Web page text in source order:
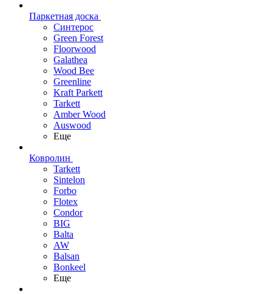
Паркетная доска
Синтерос
Green Forest
Floorwood
Galathea
Wood Bee
Greenline
Kraft Parkett
Tarkett
Amber Wood
Auswood
Еще
Ковролин
Tarkett
Sintelon
Forbo
Flotex
Condor
BIG
Balta
AW
Balsan
Bonkeel
Еще